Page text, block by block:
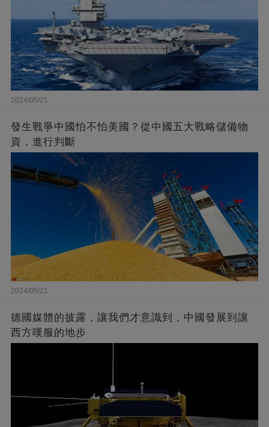
2024/05/21
發生戰爭中國怕不怕美國？從中國五大戰略儲備物
資，進行判斷
2024/05/21
德國媒體的披露，讓我們才意識到，中國發展到讓
西方嘆服的地步